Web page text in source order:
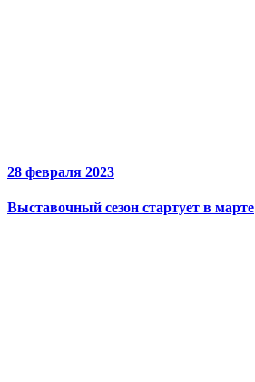
28 февраля 2023
Выставочный сезон стартует в марте